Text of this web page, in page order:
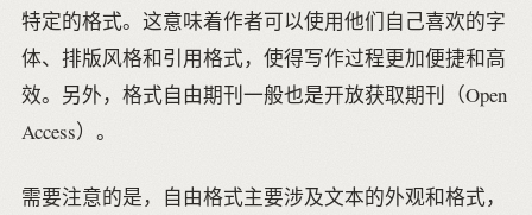
特定的格式。这意味着作者可以使用他们自己喜欢的字
体、排版风格和引用格式，使得写作过程更加便捷和高
效。另外，格式自由期刊一般也是开放获取期刊（Open
Access）。
需要注意的是，自由格式主要涉及文本的外观和格式，